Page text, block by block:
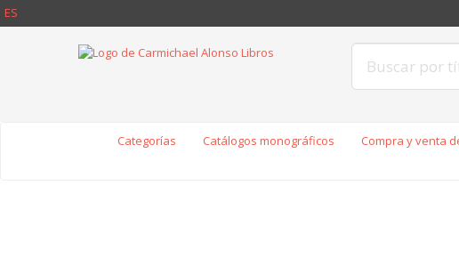
ES
Categorías Catálogos monográficos Compra y venta